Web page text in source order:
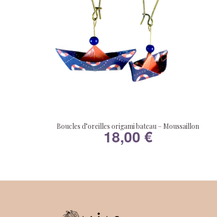
Boucles d’oreilles origami bateau – Moussaillon
18,00 €